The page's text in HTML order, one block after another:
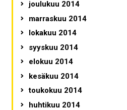
joulukuu 2014
marraskuu 2014
lokakuu 2014
syyskuu 2014
elokuu 2014
kesäkuu 2014
toukokuu 2014
huhtikuu 2014